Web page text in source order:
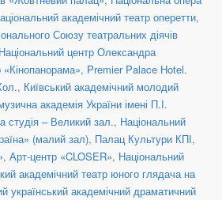
академічний театр оперетти,
Союзу театральних діячів
Національний центр Олександра
«Кінопанорама», Premier Palace Hotel.
, Київський академічний молодий
академія України імені П.І.
студія – Великий зал., Національний
(малий зал), Палац Культури КПІ,
, Арт-центр «CLOSER», Національний
академічний театр юного глядача на
український академічний драматичний